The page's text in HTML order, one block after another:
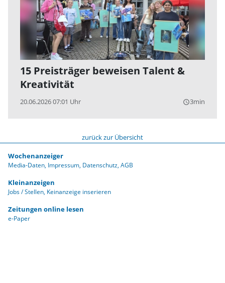
15 Preisträger beweisen Talent &
Kreativität
20.06.2026 07:01 Uhr query_builder3min
zurück zur Übersicht
Wochenanzeiger
Media-Daten Impressum Datenschutz AGB
Kleinanzeigen
Jobs / Stellen Keinanzeige inserieren
Zeitungen online lesen
e-Paper